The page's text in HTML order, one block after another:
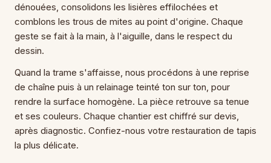
dénouées, consolidons les lisières effilochées et
comblons les trous de mites au point d'origine. Chaque
geste se fait à la main, à l'aiguille, dans le respect du
dessin.
Quand la trame s'affaisse, nous procédons à une reprise
de chaîne puis à un relainage teinté ton sur ton, pour
rendre la surface homogène. La pièce retrouve sa tenue
et ses couleurs. Chaque chantier est chiffré sur devis,
après diagnostic. Confiez-nous votre restauration de tapis
la plus délicate.